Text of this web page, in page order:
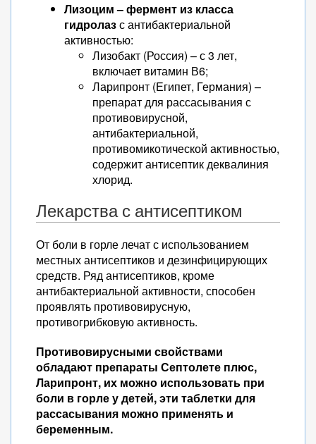
Лизоцим – фермент из класса
гидролазс антибактериальной
активностью:
Лизобакт (Россия) – с 3 лет,
включает витамин В6;
Ларипронт (Египет, Германия) –
препарат для рассасывания с
противовирусной,
антибактериальной,
противомикотической активностью,
содержит антисептик деквалиния
хлорид.
Лекарства с антисептиком
От боли в горле лечат с использованием
местных антисептиков и дезинфицирующих
средств. Ряд антисептиков, кроме
антибактериальной активности, способен
проявлять противовирусную,
противогрибковую активность.
Противовирусными свойствами
обладают препараты Септолете плюс,
Ларипронт, их можно использовать при
боли в горле у детей, эти таблетки для
рассасывания можно применять и
беременным.